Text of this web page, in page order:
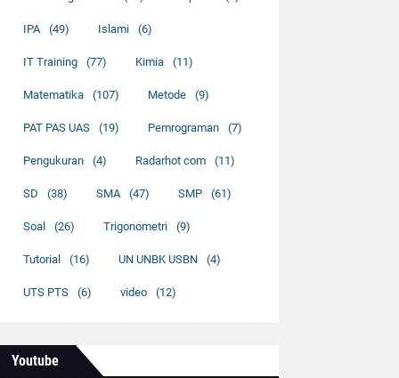
IPA (49) Islami (6)
IT Training (77) Kimia (11)
Matematika (107) Metode (9)
PAT PAS UAS (19) Pemrograman (7)
Pengukuran (4) Radarhot com (11)
SD (38) SMA (47) SMP (61)
Soal (26) Trigonometri (9)
Tutorial (16) UN UNBK USBN (4)
UTS PTS (6) video (12)
Youtube